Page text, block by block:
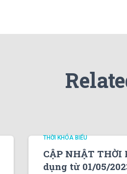
THỜI KHÓA BIỂU
CẬP NHẬT THỜI
dụng từ 01/05/